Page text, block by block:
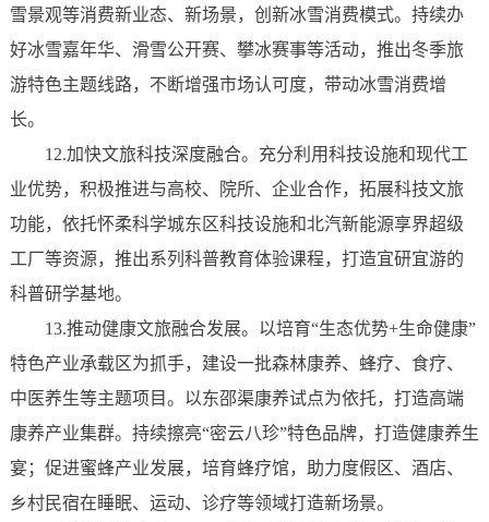
雪景观等消费新业态、新场景，创新冰雪消费模式。持续办
好冰雪嘉年华、滑雪公开赛、攀冰赛事等活动，推出冬季旅
游特色主题线路，不断增强市场认可度，带动冰雪消费增
长。
12.加快文旅科技深度融合。充分利用科技设施和现代工
业优势，积极推进与高校、院所、企业合作，拓展科技文旅
功能，依托怀柔科学城东区科技设施和北汽新能源享界超级
工厂等资源，推出系列科普教育体验课程，打造宜研宜游的
科普研学基地。
13.推动健康文旅融合发展。以培育“生态优势+生命健康”
特色产业承载区为抓手，建设一批森林康养、蜂疗、食疗、
中医养生等主题项目。以东邵渠康养试点为依托，打造高端
康养产业集群。持续擦亮“密云八珍”特色品牌，打造健康养生
宴；促进蜜蜂产业发展，培育蜂疗馆，助力度假区、酒店、
乡村民宿在睡眠、运动、诊疗等领域打造新场景。